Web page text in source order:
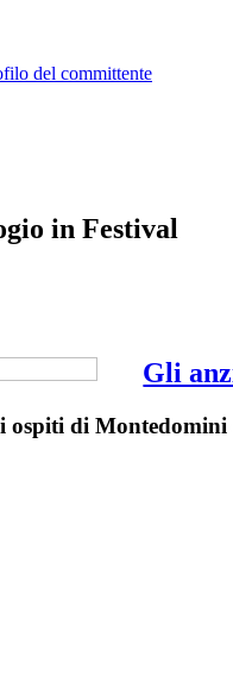
del committente
in Festival
Gli
ospiti di